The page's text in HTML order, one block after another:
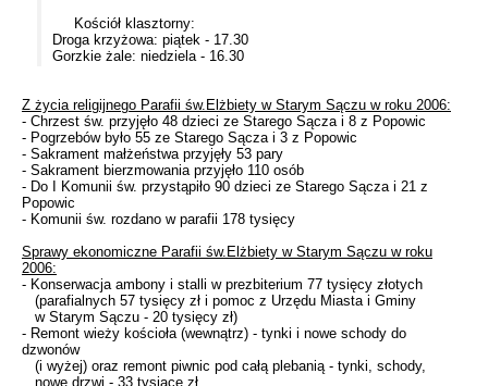
Kościół klasztorny:
Droga krzyżowa: piątek - 17.30
Gorzkie żale: niedziela - 16.30
Z życia religijnego Parafii św.Elżbiety w Starym Sączu w roku 2006:
- Chrzest św. przyjęło 48 dzieci ze Starego Sącza i 8 z Popowic
- Pogrzebów było 55 ze Starego Sącza i 3 z Popowic
- Sakrament małżeństwa przyjęły 53 pary
- Sakrament bierzmowania przyjęło 110 osób
- Do I Komunii św. przystąpiło 90 dzieci ze Starego Sącza i 21 z
Popowic
- Komunii św. rozdano w parafii 178 tysięcy
Sprawy ekonomiczne Parafii św.Elżbiety w Starym Sączu w roku
2006:
- Konserwacja ambony i stalli w prezbiterium 77 tysięcy złotych
(parafialnych 57 tysięcy zł i pomoc z Urzędu Miasta i Gminy
w Starym Sączu - 20 tysięcy zł)
- Remont wieży kościoła (wewnątrz) - tynki i nowe schody do
dzwonów
(i wyżej) oraz remont piwnic pod całą plebanią - tynki, schody,
nowe drzwi - 33 tysiące zł